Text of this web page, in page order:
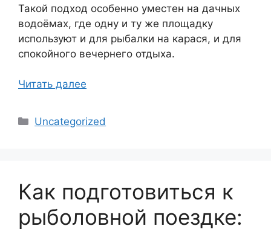
Такой подход особенно уместен на дачных
водоёмах, где одну и ту же площадку
используют и для рыбалки на карася, и для
спокойного вечернего отдыха.
Читать далее
Рубрики
Uncategorized
Как подготовиться к
рыболовной поездке: